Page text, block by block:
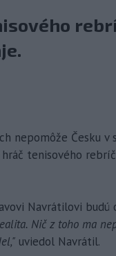
nepomôže Česku
tenisového
Navrátilovi
Nič z toho ma
uviedol Navrátil.